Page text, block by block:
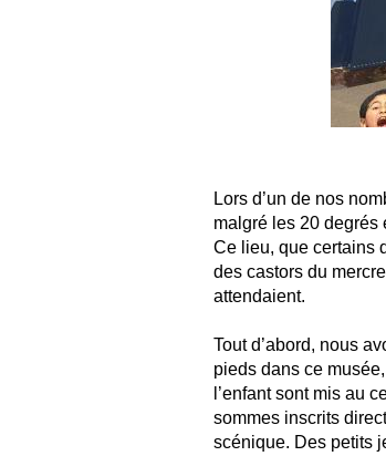
Lors d’un de nos
malgré les 20 degrés
Ce lieu, que certains
des castors du
attendaient.
Tout d’abord, nous
pieds dans ce
l’enfant sont mis au
sommes inscrits
scénique. Des petits